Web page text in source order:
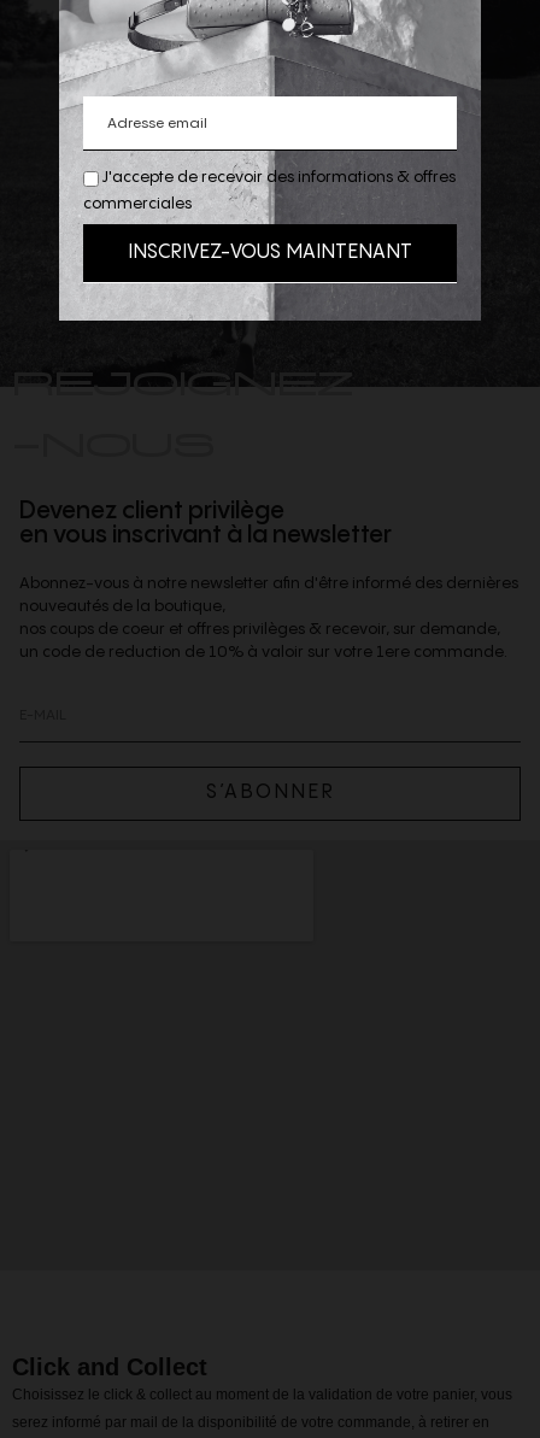
REJOIGNEZ
Devenez client privilège
en vous inscrivant à la newsletter
Abonnez-vous à notre newsletter afin d'être informé des dernières
nouveautés de la boutique,
nos coups de coeur et offres privilèges & recevoir, sur demande,
un code de reduction de 10% à valoir sur votre 1ere commande.
S’ABONNER
Click and Collect
Choisissez le click & collect au moment de la validation de votre panier, vous
serez informé par mail de la disponibilité de votre commande, à retirer en
J'accepte de recevoir des informations & offres
commerciales